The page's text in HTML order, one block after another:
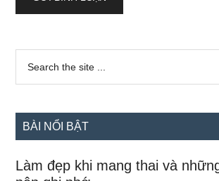
Sidebar
chính
...
BÀI NỔI BẬT
Làm đẹp khi mang thai và